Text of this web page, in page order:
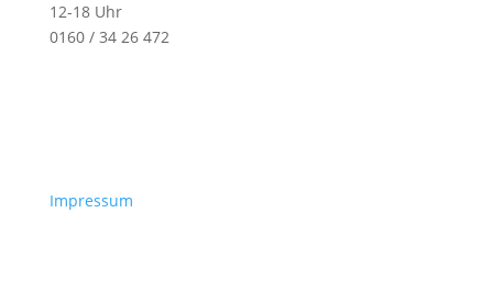
12-18 Uhr
0160 / 34 26 472
Impressum